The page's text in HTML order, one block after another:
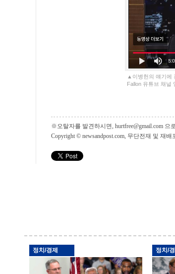
▲이병헌의 얘기에
Fallon 유튜브 채널
※오탈자를 발견하시면, hurtfree@gmail.com
Copyright © newsandpost.com, 무단전재 및 재
정치/경제 정치/경